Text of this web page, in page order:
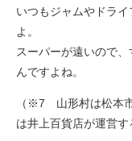
いつもジャムやドラ
よ。
スーパーが遠いので
んですよね。
（※7 山形村は松本
は井上百貨店が運営す